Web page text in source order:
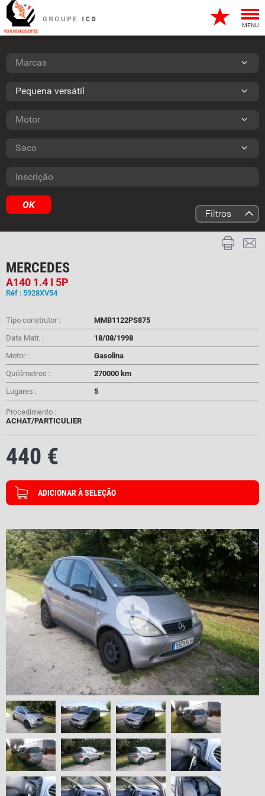
MENU
Marcas
Marcas
TipoPequena versátil
MotorMotor
SacoSaco
Inscrição
OK
Filtros
MERCEDES
A140 1.4 I 5P
Réf : 5928XV54
Tipo construtor :
MMB1122PS875
Data Matr. :
18/08/1998
Motor :
Gasolina
Quilómetros :
270000 km
Lugares :
5
Procedimento :
ACHAT/PARTICULIER
440 €
ADICIONAR À SELEÇÃO